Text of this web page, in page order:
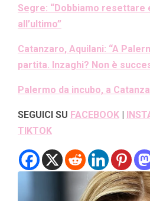
Segre: “Dobbiamo resettare
all’ultimo”
Catanzaro, Aquilani: “A
partita. Inzaghi? Non è
Palermo da incubo, a
SEGUICI SU FACEBOOK |
TIKTOK